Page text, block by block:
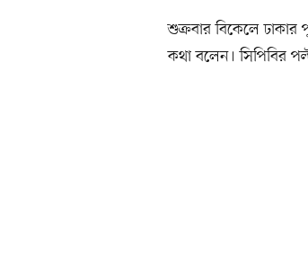
শুক্রবার বিকেলে
কথা বলেন। সিপিবির